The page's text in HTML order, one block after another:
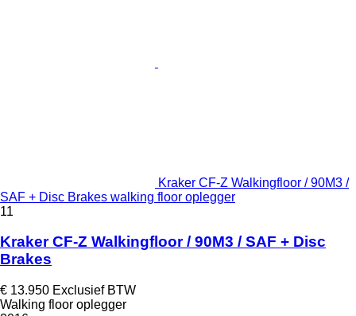
Kraker CF-Z Walkingfloor / 90M3 /
SAF + Disc Brakes walking floor oplegger
11
Kraker CF-Z Walkingfloor / 90M3 / SAF + Disc
Brakes
€ 13.950 Exclusief BTW
Walking floor oplegger